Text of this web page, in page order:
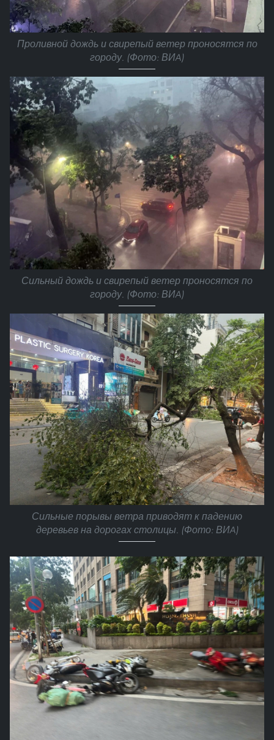
Проливной дождь и свирепый ветер проносятся по
городу. (Фото: ВИA)
Сильный дождь и свирепый ветер проносятся по
городу. (Фото: ВИA)
Сильные порывы ветра приводят к падению
деревьев на дорогах столицы. (Фото: ВИA)